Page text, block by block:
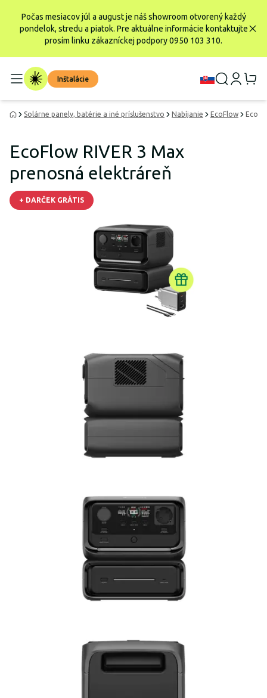
Počas mesiacov júl a august je náš showroom otvorený každý
pondelok, stredu a piatok. Pre aktuálne informácie kontaktujte
prosím linku zákazníckej podpory 0950 103 310.
Inštalácie
Solárne panely, batérie a iné príslušenstvo Nabíjanie EcoFlow
EcoFlow RIVER 3 Max
prenosná elektráreň
+ DARČEK GRÁTIS